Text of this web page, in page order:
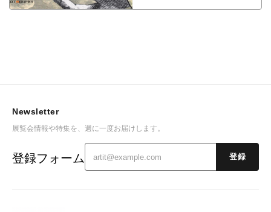
Newsletter
展覧会情報や特集を、週に一度お届けします。
登録フォーム 登録